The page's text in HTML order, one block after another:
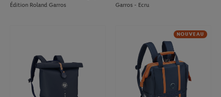
Édition Roland Garros
Garros - Ecru
NOUVEAU